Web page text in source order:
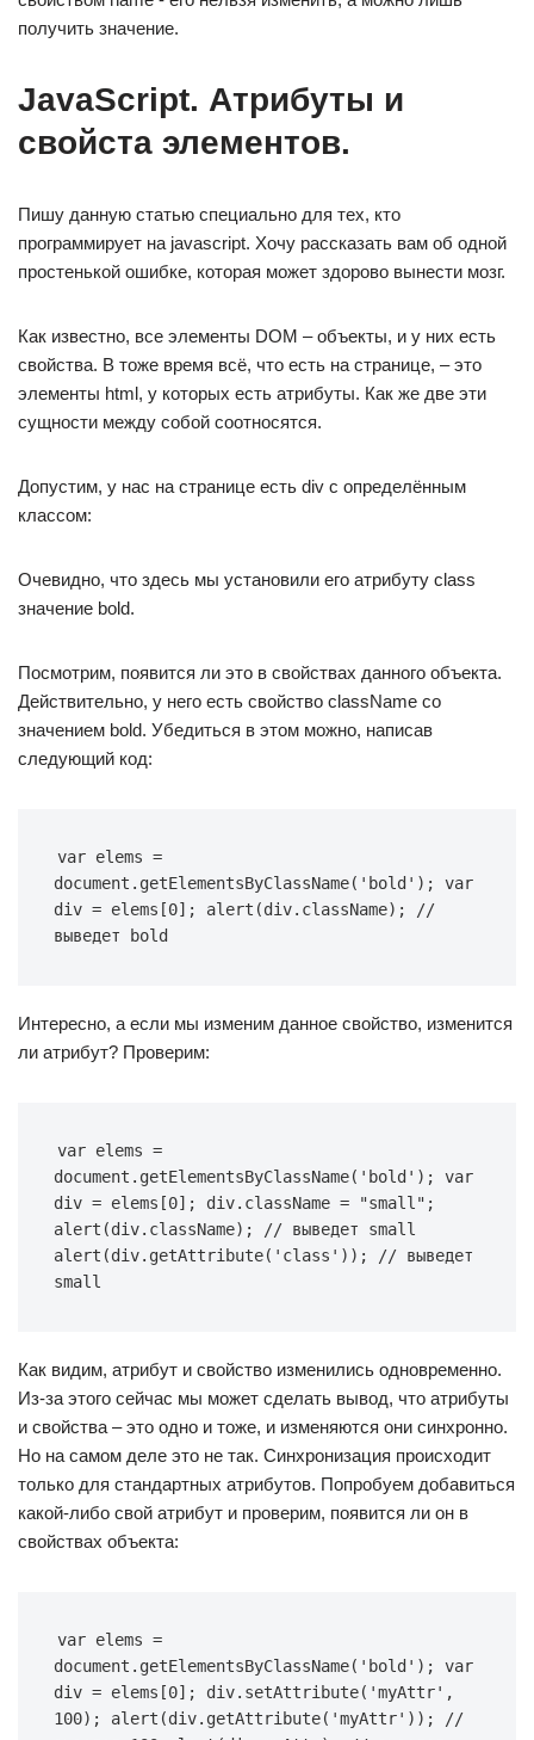
получить значение.
JavaScript. Атрибуты и
свойста элементов.
Пишу данную статью специально для тех, кто
программирует на javascript. Хочу рассказать вам об одной
простенькой ошибке, которая может здорово вынести мозг.
Как известно, все элементы DOM – объекты, и у них есть
свойства. В тоже время всё, что есть на странице, – это
элементы html, у которых есть атрибуты. Как же две эти
сущности между собой соотносятся.
Допустим, у нас на странице есть div с определённым
классом:
Очевидно, что здесь мы установили его атрибуту class
значение bold.
Посмотрим, появится ли это в свойствах данного объекта.
Действительно, у него есть свойство className со
значением bold. Убедиться в этом можно, написав
следующий код:
var elems =
document.getElementsByClassName('bold'); var
div = elems[0]; alert(div.className); //
выведет bold
Интересно, а если мы изменим данное свойство, изменится
ли атрибут? Проверим:
var elems =
document.getElementsByClassName('bold'); var
div = elems[0]; div.className = "small";
alert(div.className); // выведет small
alert(div.getAttribute('class')); // выведет
small
Как видим, атрибут и свойство изменились одновременно.
Из-за этого сейчас мы может сделать вывод, что атрибуты
и свойства – это одно и тоже, и изменяются они синхронно.
Но на самом деле это не так. Синхронизация происходит
только для стандартных атрибутов. Попробуем добавиться
какой-либо свой атрибут и проверим, появится ли он в
свойствах объекта:
var elems =
document.getElementsByClassName('bold'); var
div = elems[0]; div.setAttribute('myAttr',
100); alert(div.getAttribute('myAttr')); //